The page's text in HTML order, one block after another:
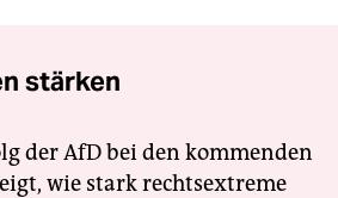
stärken
der AfD bei den kommenden
wie stark rechtsextreme